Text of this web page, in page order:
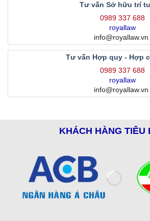
Tư vấn Sở hữu trí
0989 337 688
royallaw
info@royallaw.vn
Tư vấn Hợp quy - Hợp
0989 337 688
royallaw
info@royallaw.vn
KHÁCH HÀNG TIÊU